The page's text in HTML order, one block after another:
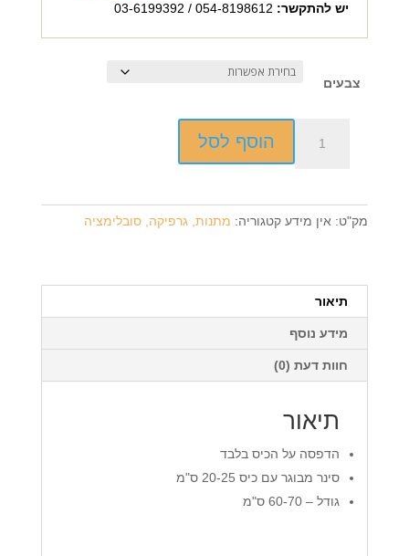
יש להתקשר:
צבעים
המוצר
הוסף לסל
מק"ט: אין מידע קטגוריה: מתנות, גרפיקה, סובלימציה
תיאור
מידע נוסף
חוות דעת (0)
תיאור
הדפסה על הכיס בלבד
סינר מבוגר עם כיס 20-25 ס"מ
גודל – 60-70 ס"מ